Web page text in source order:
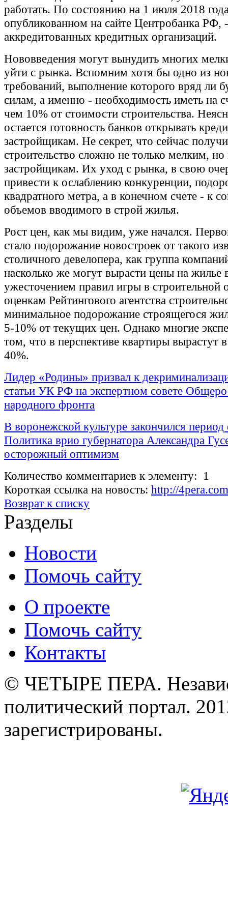
работать. По состоянию на 1 июля 2018
опубликованном на сайте Центробанка РФ,
аккредитованных кредитных организаций.
Нововведения могут вынудить многих
уйти с рынка. Вспомним хотя бы одно из
требований, выполнение которого вряд ли
силам, а именно - необходимость иметь на
чем 10% от стоимости строительства.
остается готовность банков открывать
застройщикам. Не секрет, что сейчас
строительство сложно не только мелким,
застройщикам. Их уход с рынка, в свою
привести к ослаблению конкуренции,
квадратного метра, а в конечном счете - к
объемов вводимого в строй жилья.
Рост цен, как мы видим, уже начался.
стало подорожание новостроек от такого
столичного девелопера, как группа
насколько же могут вырасти цены на жилье
ужесточением правил игры в строительной
оценкам Рейтингового агентства
минимальное подорожание строящегося
5-10% от текущих цен. Однако многие
том, что в перспективе квартиры вырастут
40%.
Лидер «Родины» призвал к
статьи УК РФ на экспертном совете
народного фронта
В воронежской культуре закончился
Политика врио губернатора Александра
осторожный оптимизм
Количество комментариев к элементу: 1
Короткая ссылка на новость: http://
Возврат к списку
Разделы
Новости
Помочь сайту
О проекте
Помочь сайту
Контакты
© ЧЕТЫРЕ ПЕРА.
политический портал.
зарегистрированы.